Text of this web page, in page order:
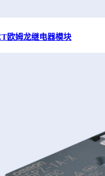
欧姆龙继电器模块